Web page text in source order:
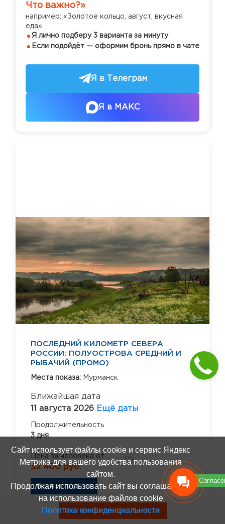
Что важно?»
например: «Золотое кольцо, август, вкусная
еда»
Я лично подберу 3 варианта за минуту
Если подойдёт — оформим бронь прямо в чате
Я в Телеграм
Я в МАКС
ПОСЛЕДНИЙ КИЛОМЕТР СЕВЕРА
РОССИИ: ПОЛУОСТРОВА СРЕДНИЙ И
РЫБАЧИЙ (ПРОМО)
Места показа: Мурманск
Ближайшая дата
11 августа 2026 Ещё даты
Продолжительность
3 дня
Цена за человека от
52 400 руб.
Посмотреть тур
Смотреть туры без билетов
Сайт использует файлы cookie и сервис Яндекс
Метрика для вашего удобства пользования
сайтом.
Продолжая использовать сайт вы соглашаетесь
на использование файлов cookie
Политика конфиденциальности